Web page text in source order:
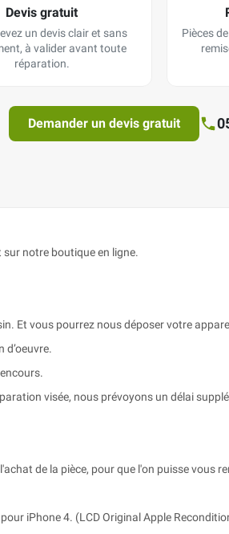
Devis gratuit
un devis clair et sans
à valider avant toute
réparation.
Pièces
Demander un devis gratuit
notre boutique en ligne.
Et vous pourrez nous déposer votre
visée, nous prévoyons un délai
de la pièce, pour que l'on puisse vous
iPhone 4. (LCD Original Apple